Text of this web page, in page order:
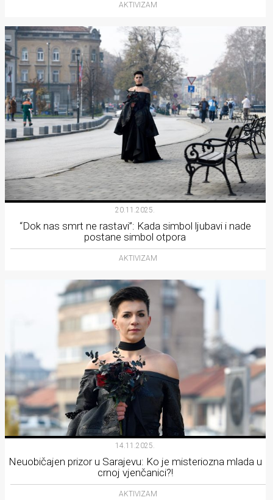
AKTIVIZAM
20.11.2025.
“Dok nas smrt ne rastavi”: Kada simbol ljubavi i nade
postane simbol otpora
AKTIVIZAM
14.11.2025.
Neuobičajen prizor u Sarajevu: Ko je misteriozna mlada u
crnoj vjenčanici?!
AKTIVIZAM